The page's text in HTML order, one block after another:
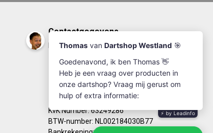
Contactgegevens
DartshopWestland.nl
info@dartshopwestland.nl
Kleine Woerdlaan 19
2671 CA - Naaldwijk
KvK Number: 63249286
BTW-number: NL002184030B77